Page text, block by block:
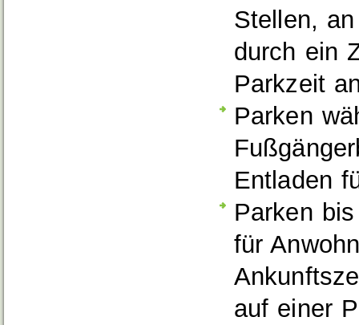
Stellen,
durch ein
Parkzeit
Parken
Entladen
Parken
für
auf einer